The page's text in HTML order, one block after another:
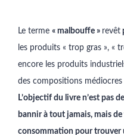
Le terme « malbouffe » revêt
les produits « trop gras », «
encore les produits
des compositions
L’objectif du livre n’est pas
bannir à tout jamais, mais
consommation pour trouver